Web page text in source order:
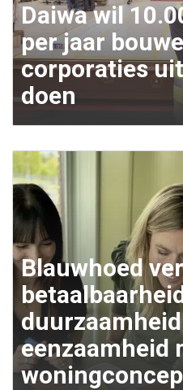
Daiwa wil
per jaar
corporaties
doen
Blauwhoed
eenzaamheid